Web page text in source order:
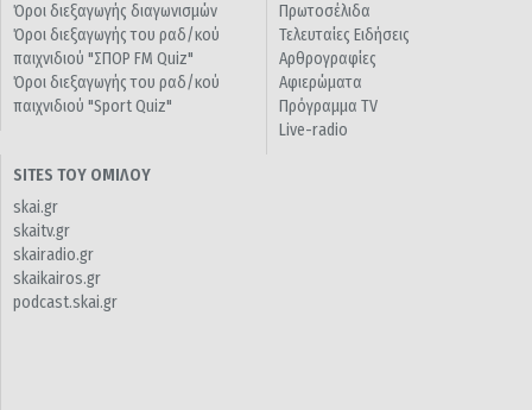
Όροι διεξαγωγής διαγωνισμών
Όροι διεξαγωγής του ραδ/κού
παιχνιδιού "ΣΠΟΡ FM Quiz"
Όροι διεξαγωγής του ραδ/κού
παιχνιδιού "Sport Quiz"
Πρωτοσέλιδα
Τελευταίες Ειδήσεις
Αρθρογραφίες
Αφιερώματα
Πρόγραμμα TV
Live-radio
SITES ΤΟΥ ΟΜΙΛΟΥ
skai.gr
skaitv.gr
skairadio.gr
skaikairos.gr
podcast.skai.gr